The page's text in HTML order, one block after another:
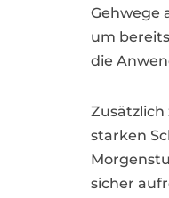
Gehwege
um
die
starken
sicher